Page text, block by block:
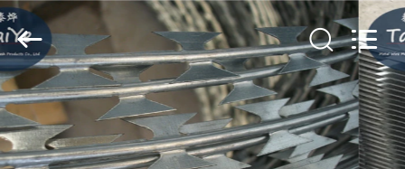
বাড়ি
পণ্য
Taiye
Metal
Wire
Mesh
Products
Co.,Ltd.
All
Rights
Reserved.